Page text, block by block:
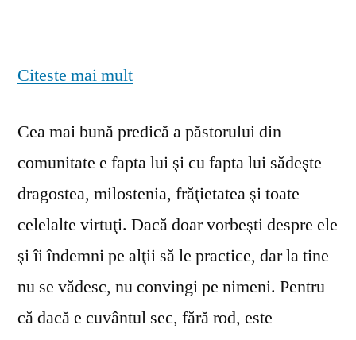
Citeste mai mult
Cea mai bună predică a păstorului din
comunitate e fapta lui şi cu fapta lui sădeşte
dragostea, milostenia, frăţietatea şi toate
celelalte virtuţi. Dacă doar vorbeşti despre ele
şi îi îndemni pe alţii să le practice, dar la tine
nu se vă­desc, nu convingi pe nimeni. Pentru
că dacă e cuvântul sec, fără rod, este